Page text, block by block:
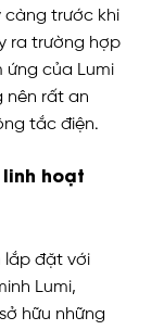
càng trước khi
ra trường hợp
của Lumi
nên rất an
tắc điện.
hoạt
lắp đặt với
Lumi,
hữu những